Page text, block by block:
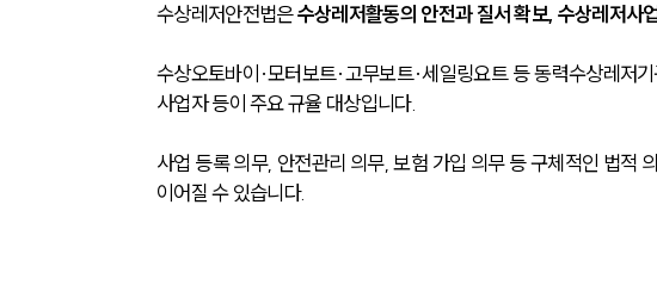
수상레저안전법은 수상레저활동의 안전과 질서 확보, 수상레저사
수상오토바이·모터보트·고무보트·세일링요트 등 동력수상레저
사업자 등이 주요 규율 대상입니다.
사업 등록 의무, 안전관리 의무, 보험 가입 의무 등 구체적인 법적
이어질 수 있습니다.